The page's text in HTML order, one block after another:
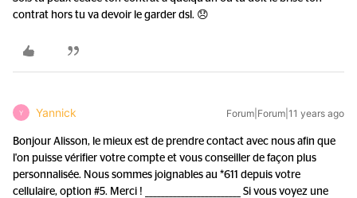
contrat hors tu va devoir le garder dsl. 😞
Y Yannick Forum|Forum|11 years ago
Bonjour Alisson, le mieux est de prendre contact avec nous afin que
l'on puisse vérifier votre compte et vous conseiller de façon plus
personnalisée. Nous sommes joignables au *611 depuis votre
cellulaire, option #5. Merci ! ________________________ Si vous voyez une